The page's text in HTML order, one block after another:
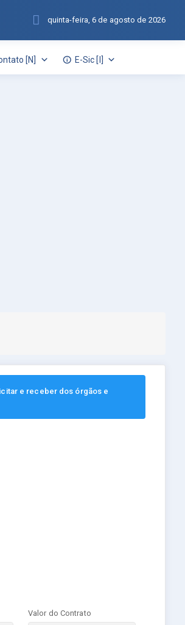
[N] E-Sic [I]
quinta-feira, 6 de agosto de 2026
e receber dos órgãos e
Valor do Contrato